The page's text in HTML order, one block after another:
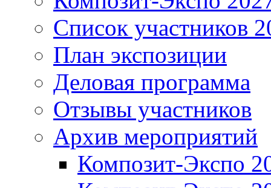
Список участников
План экспозиции
Деловая программа
Отзывы участников
Архив мероприятий
Композит-Экспо